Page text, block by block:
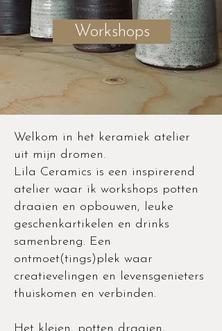
Workshops
Welkom in het keramiek atelier
uit mijn dromen.
Lila Ceramics is een inspirerend
atelier waar ik workshops potten
draaien en opbouwen, leuke
geschenkartikelen en drinks
samenbreng. Een
ontmoet(tings)plek waar
creatievelingen en levensgenieters
thuiskomen en verbinden.
Het kleien, potten draaien,